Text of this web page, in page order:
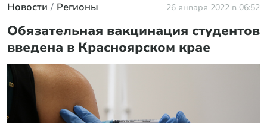
Новости Регионы 26 января 2022 в 06:52
Обязательная вакцинация студентов
введена в Красноярском крае